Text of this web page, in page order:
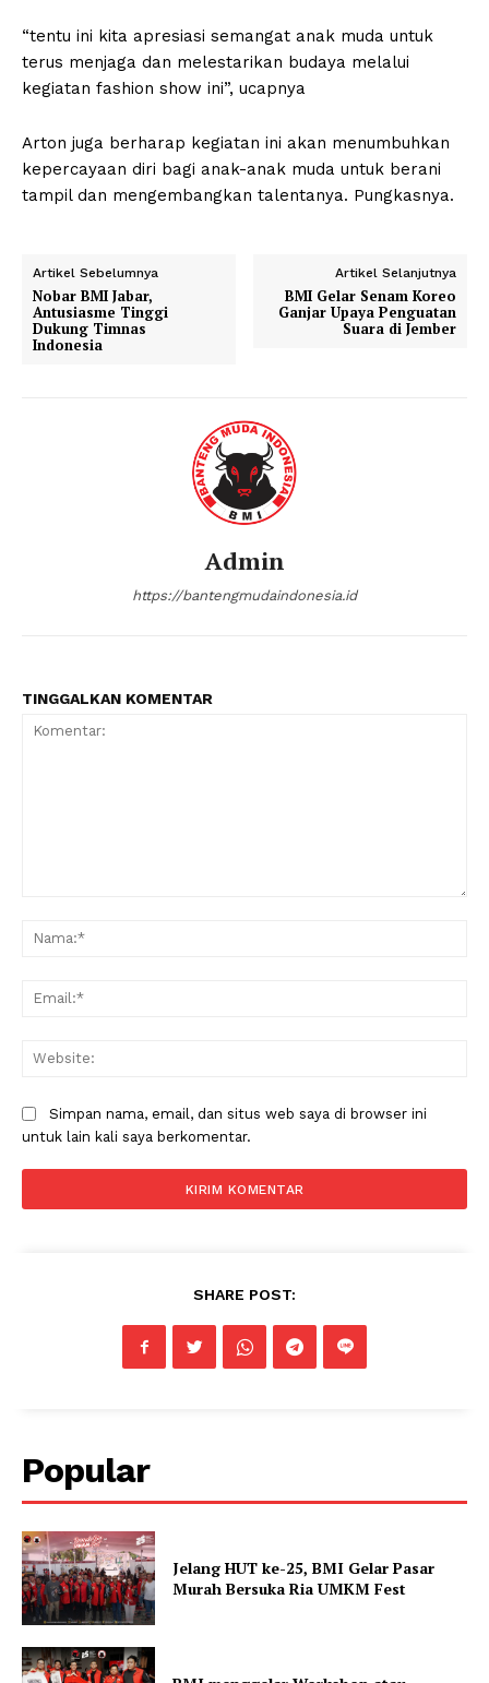
“tentu ini kita apresiasi semangat anak muda untuk
terus menjaga dan melestarikan budaya melalui
kegiatan fashion show ini”, ucapnya
Arton juga berharap kegiatan ini akan menumbuhkan
kepercayaan diri bagi anak-anak muda untuk berani
tampil dan mengembangkan talentanya. Pungkasnya.
Artikel Sebelumnya
Nobar BMI Jabar,
Antusiasme Tinggi
Dukung Timnas
Indonesia
Artikel Selanjutnya
BMI Gelar Senam Koreo
Ganjar Upaya Penguatan
Suara di Jember
Admin
https://bantengmudaindonesia.id
TINGGALKAN KOMENTAR
Simpan nama, email, dan situs web saya di browser ini
untuk lain kali saya berkomentar.
SHARE POST:
Popular
Jelang HUT ke-25, BMI Gelar Pasar
Murah Bersuka Ria UMKM Fest